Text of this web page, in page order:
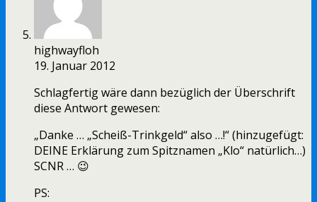
highwayfloh
19. Januar 2012
Schlagfertig wäre dann bezüglich der Überschrift
diese Antwort gewesen:
„Danke … „Scheiß-Trinkgeld“ also …!“ (hinzugefügt:
DEINE Erklärung zum Spitznamen „Klo“ natürlich…)
SCNR … 😉
PS: